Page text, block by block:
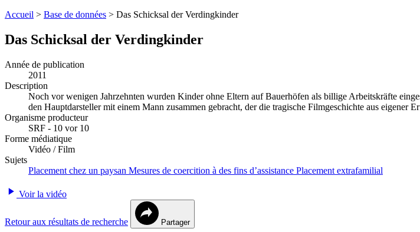
Accueil > Base de données > Das Schicksal der Verdingkinder
Das Schicksal der Verdingkinder
Année de publication
2011
Description
Noch vor wenigen Jahrzehnten wurden Kinder ohne Eltern auf Bauerhöfen als billige Arbeitskräfte
den Hauptdarsteller mit einem Mann zusammen gebracht, der die tragische Filmgeschichte aus eigener
Organisme producteur
SRF - 10 vor 10
Forme médiatique
Vidéo / Film
Sujets
Placement chez un paysan Mesures de coercition à des fins d’assistance Placement extrafamilial
Voir la vidéo
Retour aux résultats de recherche Partager